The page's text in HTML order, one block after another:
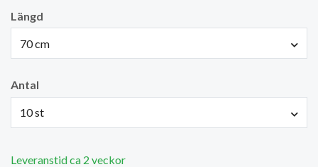
Längd
70 cm
Antal
10 st
Leveranstid ca 2 veckor